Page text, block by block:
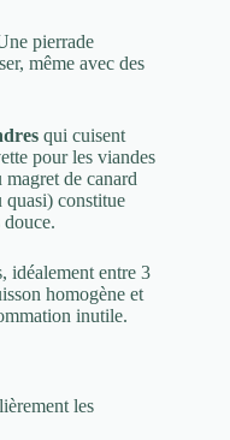
pierrade
même avec des
qui cuisent
pour les viandes
de canard
constitue
idéalement entre 3
homogène et
inutile.
les